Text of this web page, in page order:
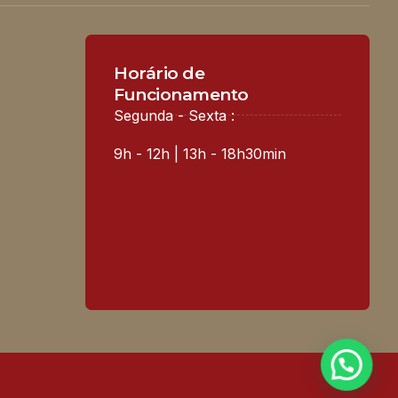
Horário de
Funcionamento
Segunda - Sexta :
9h - 12h | 13h - 18h30min